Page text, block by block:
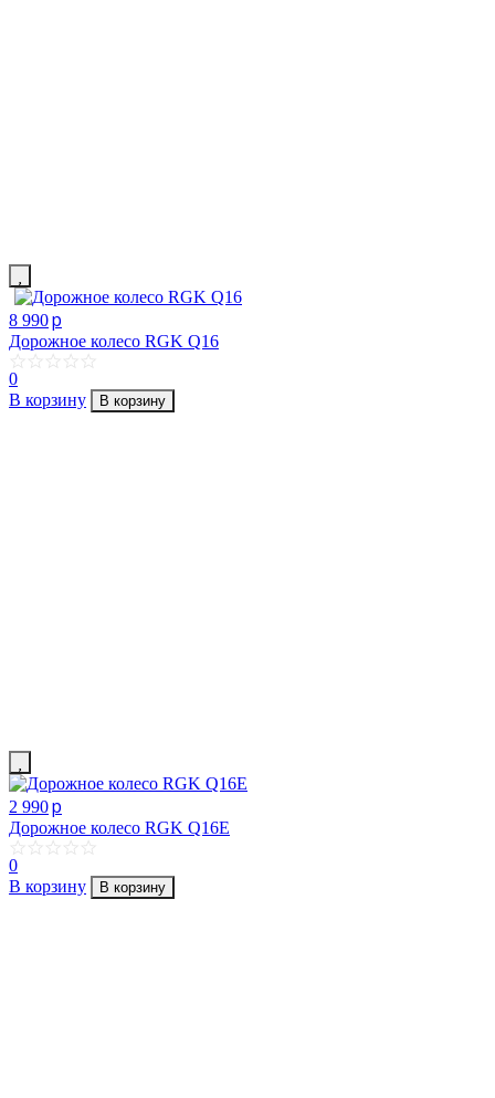
8 990p
Дорожное колесо RGK Q16
0
В корзину
В корзину
2 990p
Дорожное колесо RGK Q16E
0
В корзину
В корзину